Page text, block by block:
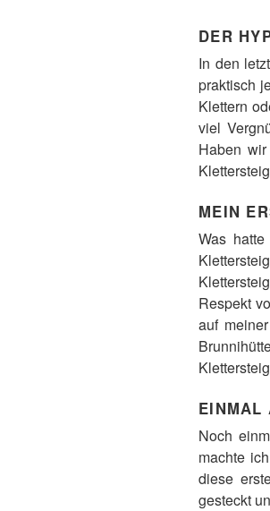
DER
In den
praktisch
Klettern
viel
Haben
MEIN
Was
Respekt
auf
EINMAL
Noch
machte
diese
gesteckt